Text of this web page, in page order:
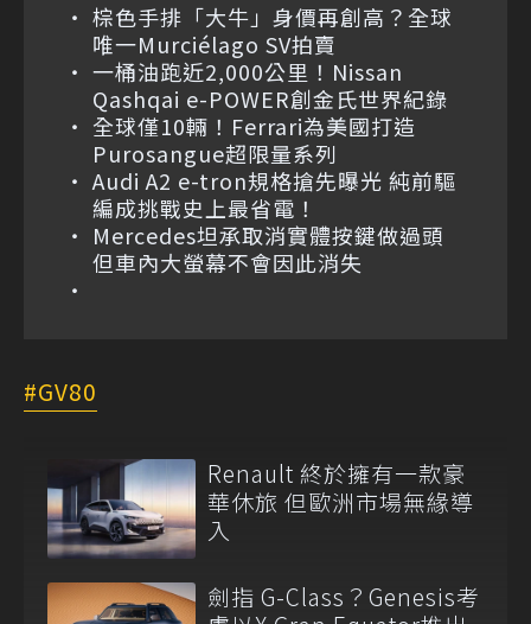
棕色手排「大牛」身價再創高？全球
唯一Murciélago SV拍賣
一桶油跑近2,000公里！Nissan
Qashqai e-POWER創金氏世界紀錄
全球僅10輛！Ferrari為美國打造
Purosangue超限量系列
Audi A2 e-tron規格搶先曝光 純前驅
編成挑戰史上最省電！
Mercedes坦承取消實體按鍵做過頭
但車內大螢幕不會因此消失
GV80
Renault 終於擁有一款豪
華休旅 但歐洲市場無緣導
入
劍指 G-Class？Genesis考